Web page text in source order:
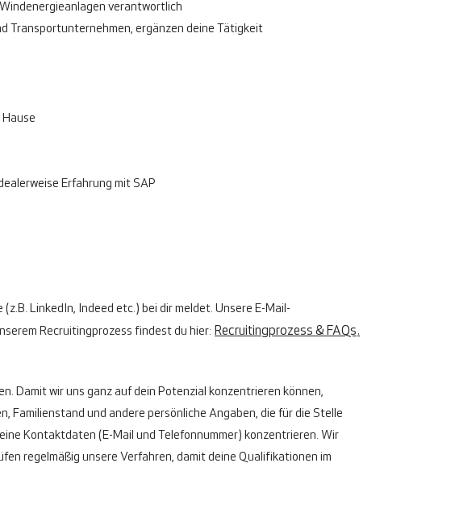
verantwortlich
Transportunternehmen, ergänzen deine Tätigkeit
Erfahrung mit SAP
LinkedIn, Indeed etc.) bei dir meldet. Unsere E-Mail-
Recruitingprozess findest du hier: Recruitingprozess & FAQs.
Damit wir uns ganz auf dein Potenzial konzentrieren können,
Familienstand und andere persönliche Angaben, die für die Stelle
Kontaktdaten (E-Mail und Telefonnummer) konzentrieren. Wir
regelmäßig unsere Verfahren, damit deine Qualifikationen im